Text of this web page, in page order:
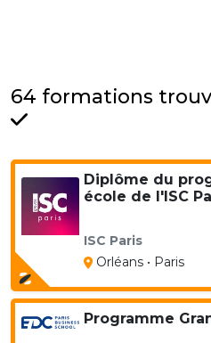
64 formations
Diplôme du
école de l'ISC
ISC Paris
Orléans • Paris
Programme